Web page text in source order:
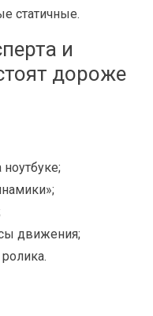
статичные.
и
дороже
движения;